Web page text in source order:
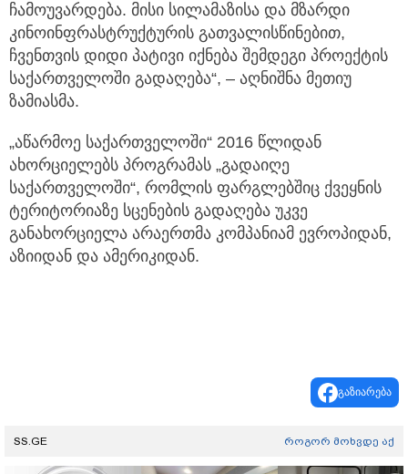
ჩამოუვარდება. მისი სილამაზისა და მზარდი
კინოინფრასტრუქტურის გათვალისწინებით,
ჩვენთვის დიდი პატივი იქნება შემდეგი პროექტის
საქართველოში გადაღება“, – აღნიშნა მეთიუ
ზამიასმა.
„აწარმოე საქართველოში“ 2016 წლიდან
ახორციელებს პროგრამას „გადაიღე
საქართველოში“, რომლის ფარგლებშიც ქვეყნის
ტერიტორიაზე სცენების გადაღება უკვე
განახორციელა არაერთმა კომპანიამ ევროპიდან,
აზიიდან და ამერიკიდან.
გაზიარება
SS.GE როგორ მოხვდე აქ